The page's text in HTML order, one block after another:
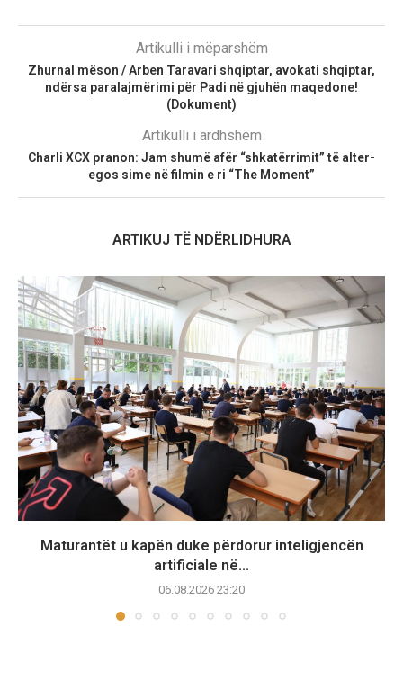
Artikulli i mëparshëm
Zhurnal mëson / Arben Taravari shqiptar, avokati shqiptar,
ndërsa paralajmërimi për Padi në gjuhën maqedone!
(Dokument)
Artikulli i ardhshëm
Charli XCX pranon: Jam shumë afër “shkatërrimit” të alter-
egos sime në filmin e ri “The Moment”
ARTIKUJ TË NDËRLIDHURA
Maturantët u kapën duke përdorur inteligjencën
artificiale në...
06.08.2026 23:20